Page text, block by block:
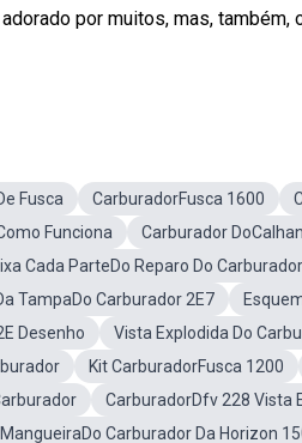
por muitos, mas,
Fusca CarburadorFusca 1600
Funciona
Carburador
Cada ParteDo Reparo Do
TampaDo Carburador 2E7
Desenho
Vista Explodida Do
Kit CarburadorFusca 1200
CarburadorDfv 228 Vista
Carburador Da Horizon